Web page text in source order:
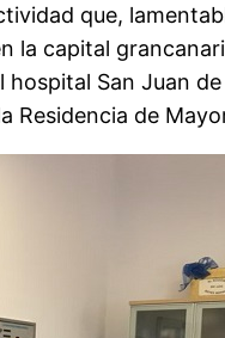
que,
la capital
hospital San
Residencia de